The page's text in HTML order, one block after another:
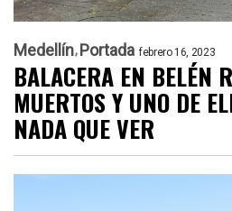
Medellín Portada febrero 16, 2023
BALACERA EN BELÉN
MUERTOS Y UNO DE
NADA QUE VER